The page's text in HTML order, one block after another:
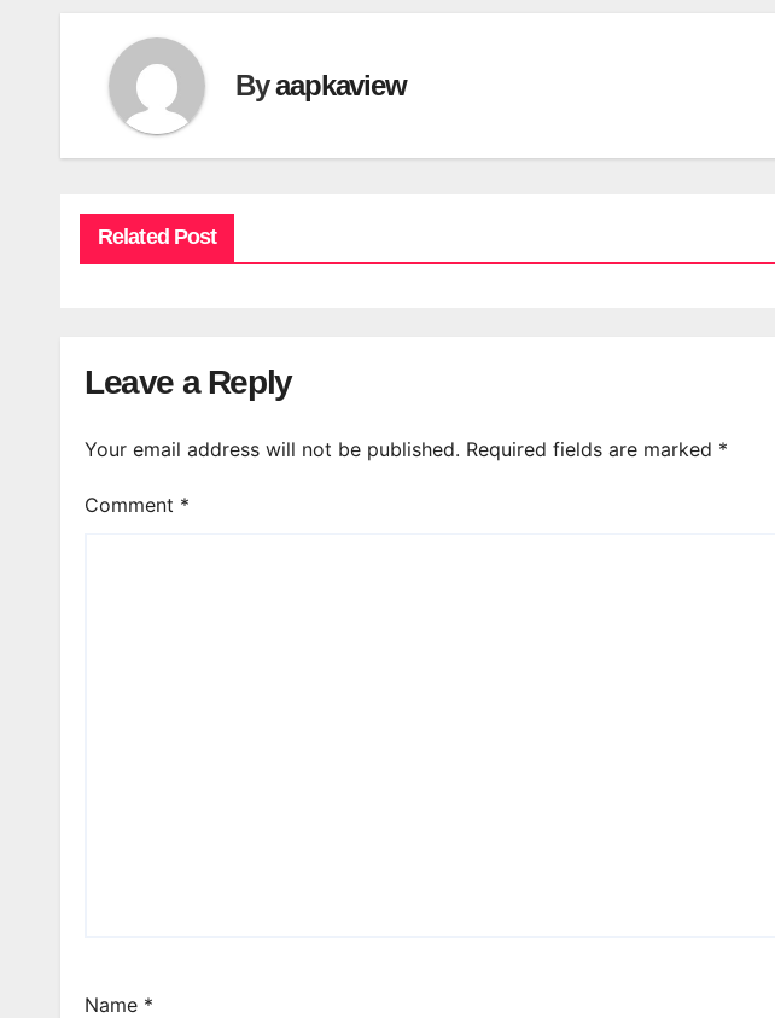
Byaapkaview
Related Post
Leave a Reply
Your email address will not be published. Required fields are marked *
Comment *
Name *